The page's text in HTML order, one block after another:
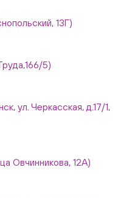
13Г)
5)
ул. Черкасская, д.17/1,
Овчинникова, 12А)